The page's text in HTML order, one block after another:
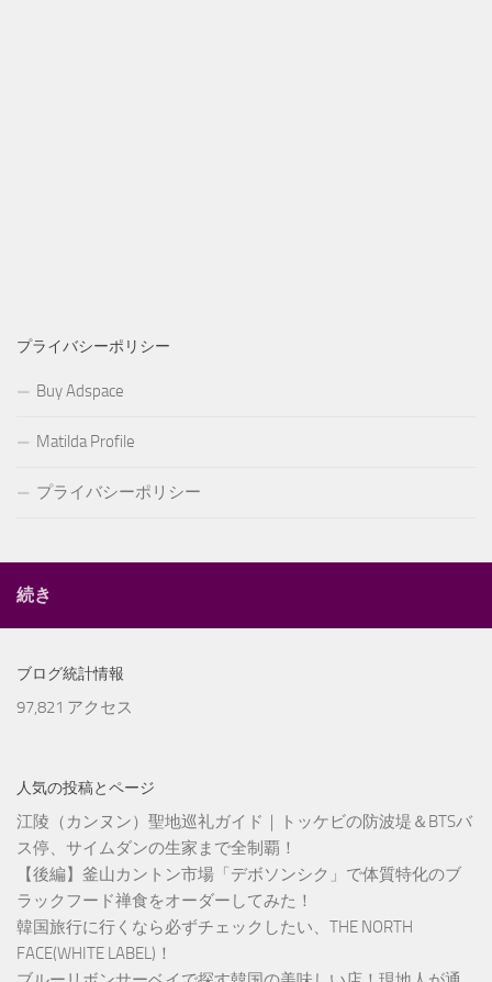
プライバシーポリシー
Buy Adspace
Matilda Profile
プライバシーポリシー
続き
ブログ統計情報
97,821 アクセス
人気の投稿とページ
江陵（カンヌン）聖地巡礼ガイド｜トッケビの防波堤＆BTSバ
ス停、サイムダンの生家まで全制覇！
【後編】釜山カントン市場「デボソンシク」で体質特化のブ
ラックフード禅食をオーダーしてみた！
韓国旅行に行くなら必ずチェックしたい、THE NORTH
FACE(WHITE LABEL)！